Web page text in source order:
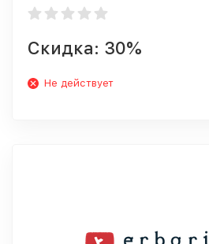
Скидка: 30%
Не действует